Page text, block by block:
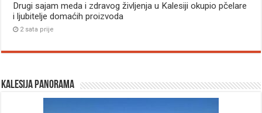
Drugi sajam meda i zdravog življenja u Kalesiji okupio pčelare
i ljubitelje domaćih proizvoda
2 sata prije
Kalesija panorama